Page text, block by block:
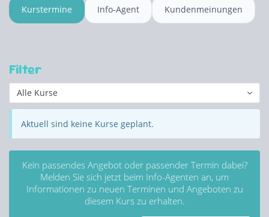
Kurstermine Info-Agent Kundenmeinungen
Filter
Alle Kurse
Aktuell sind keine Kurse geplant.
Kein passendes Angebot oder passender Termin dabei?
Melden Sie sich jetzt beim Info-Agenten an, um
Informationen zu neuen Terminen und Angeboten zu
diesem Kurs zu erhalten.